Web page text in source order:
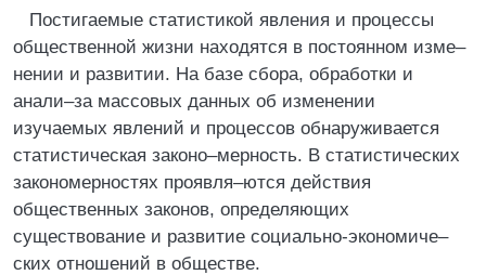
Постигаемые статистикой явления и процессы
общественной жизни находятся в постоянном изме–
нении и развитии. На базе сбора, обработки и
анали–за массовых данных об изменении
изучаемых явлений и процессов обнаруживается
статистическая законо–мерность. В статистических
закономерностях проявля–ются действия
общественных законов, определяющих
существование и развитие социально-экономиче–
ских отношений в обществе.